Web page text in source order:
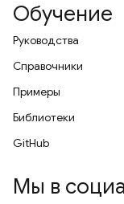
Обучение
Руководства
Справочники
Примеры
Библиотеки
GitHub
Мы в